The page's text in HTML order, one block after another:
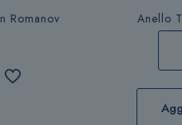
Romanov Anello